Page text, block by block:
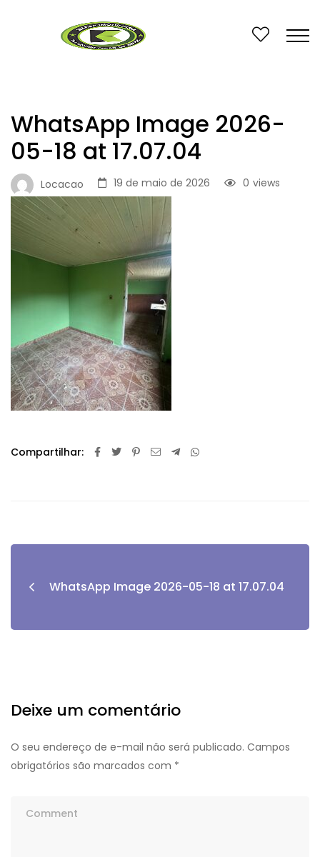
WhatsApp Image 2026-
05-18 at 17.07.04
Locacao 19 de maio de 2026 views
0
Compartilhar:
WhatsApp Image 2026-05-18 at 17.07.04
Deixe um comentário
O seu endereço de e-mail não será publicado. Campos
obrigatórios são marcados com *